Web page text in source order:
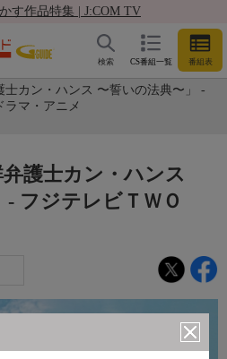
す作品特集 | J:COM TV
CS番組一覧 番組表
検索
士カン・ハンス 〜誓いの法典〜」 -
マ・アニメ
護士カン・ハンス
- フジテレビＴＷＯ